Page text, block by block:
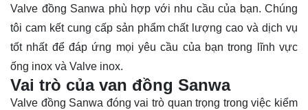
Valve đồng Sanwa phù hợp với nhu cầu của bạn. Chúng
tôi cam kết cung cấp sản phẩm chất lượng cao và dịch vụ
tốt nhất để đáp ứng mọi yêu cầu của bạn trong lĩnh vực
ống inox và Valve inox.
Vai trò của van đồng Sanwa
Valve đồng Sanwa đóng vai trò quan trọng trong việc kiểm